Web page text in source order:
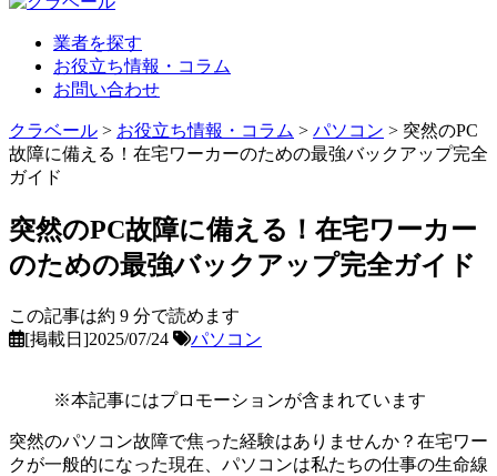
業者を探す
お役立ち情報・コラム
お問い合わせ
クラベール > お役立ち情報・コラム > パソコン > 突然のPC
故障に備える！在宅ワーカーのための最強バックアップ完全
ガイド
突然のPC故障に備える！在宅ワーカー
のための最強バックアップ完全ガイド
この記事は約 9 分で読めます
[掲載日]2025/07/24
パソコン
※本記事にはプロモーションが含まれています
突然のパソコン故障で焦った経験はありませんか？在宅ワー
クが一般的になった現在、パソコンは私たちの仕事の生命線